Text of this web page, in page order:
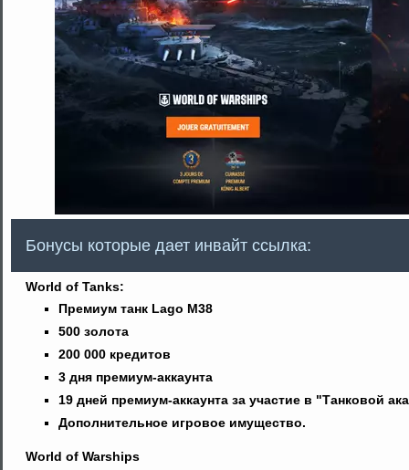
Бонусы которые дает инвайт ссылка:
World of Tanks:
Премиум танк Lago M38
500 золота
200 000 кредитов
3 дня премиум-аккаунта
19 дней премиум-аккаунта за участие в "Танковой
Дополнительное игровое имущество.
World of Warships